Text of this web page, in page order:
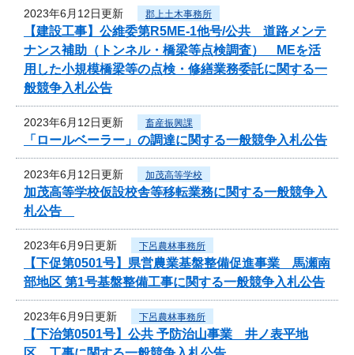
2023年6月12日更新 郡上土木事務所
【建設工事】公維委第R5ME-1他号/公共 道路メンテ
ナンス補助（トンネル・橋梁等点検調査） MEを活
用した小規模橋梁等の点検・修繕業務委託に関する一
般競争入札公告
2023年6月12日更新 畜産振興課
「ロールベーラー」の調達に関する一般競争入札公告
2023年6月12日更新 加茂高等学校
加茂高等学校仮設校舎等移転業務に関する一般競争入
札公告
2023年6月9日更新 下呂農林事務所
【下促第0501号】県営農業基盤整備促進事業 馬瀬南
部地区 第1号基盤整備工事に関する一般競争入札公告
2023年6月9日更新 下呂農林事務所
【下治第0501号】公共 予防治山事業 井ノ表平地